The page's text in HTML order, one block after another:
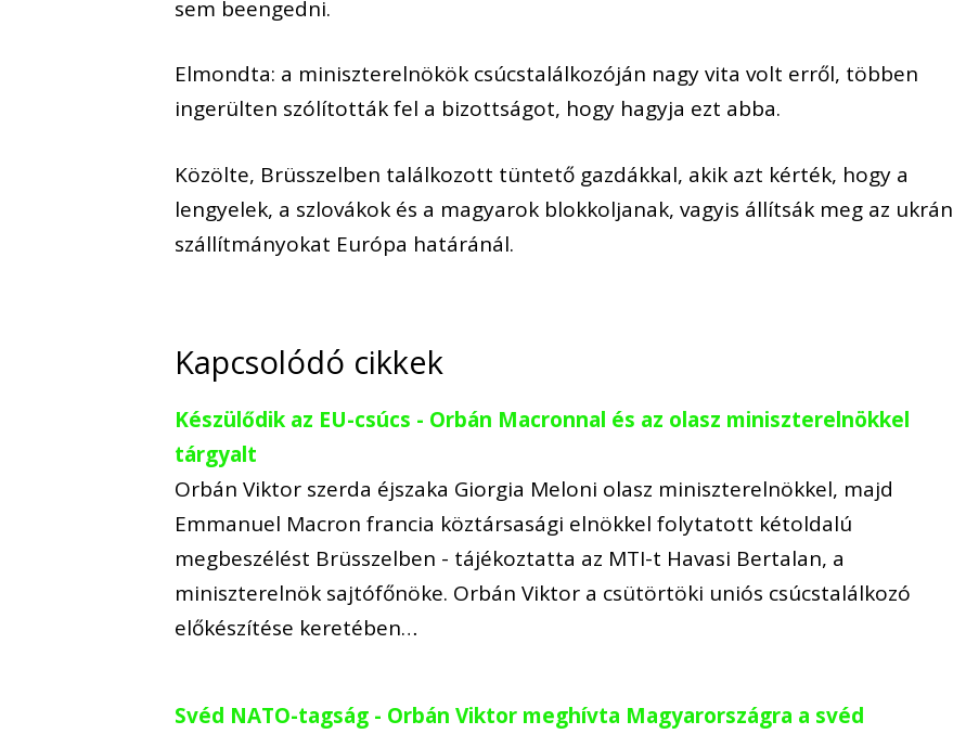
sem beengedni.
Elmondta: a miniszterelnökök csúcstalálkozóján nagy vita volt erről, többen
ingerülten szólították fel a bizottságot, hogy hagyja ezt abba.
Közölte, Brüsszelben találkozott tüntető gazdákkal, akik azt kérték, hogy a
lengyelek, a szlovákok és a magyarok blokkoljanak, vagyis állítsák meg az ukrán
szállítmányokat Európa határánál.
Kapcsolódó cikkek
Készülődik az EU-csúcs - Orbán Macronnal és az olasz miniszterelnökkel
tárgyalt
Orbán Viktor szerda éjszaka Giorgia Meloni olasz miniszterelnökkel, majd
Emmanuel Macron francia köztársasági elnökkel folytatott kétoldalú
megbeszélést Brüsszelben - tájékoztatta az MTI-t Havasi Bertalan, a
miniszterelnök sajtófőnöke. Orbán Viktor a csütörtöki uniós csúcstalálkozó
előkészítése keretében…
Svéd NATO-tagság - Orbán Viktor meghívta Magyarországra a svéd